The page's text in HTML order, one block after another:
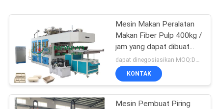
Mesin Makan Peralatan
Makan Fiber Pulp 400kg /
jam yang dapat dibuat
kompos
dapat dinegosiasikan MOQ:Dapat dinegosiasikan
KONTAK
Mesin Pembuat Piring